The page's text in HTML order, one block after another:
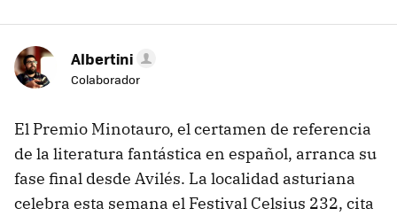
Albertini
Colaborador
El Premio Minotauro, el certamen de referencia
de la literatura fantástica en español, arranca su
fase final desde Avilés. La localidad asturiana
celebra esta semana el Festival Celsius 232, cita